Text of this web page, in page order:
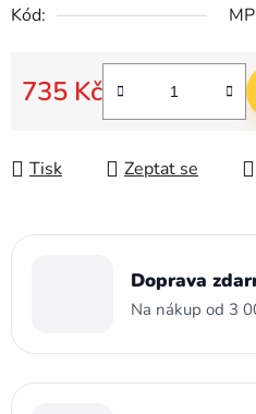
Kód:
735 Kč
Měrná cena:
Tisk Zeptat se
Doprava
Na nákup od 3